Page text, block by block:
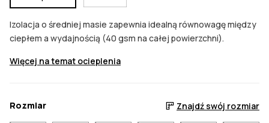
Izolacja o średniej masie zapewnia idealną równowagę między
ciepłem a wydajnością (40 gsm na całej powierzchni).
Więcej na temat ocieplenia
Rozmiar Znajdź swój rozmiar